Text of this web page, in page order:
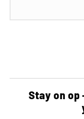
Stay on